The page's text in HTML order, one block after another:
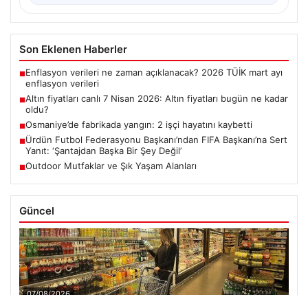
Son Eklenen Haberler
■Enflasyon verileri ne zaman açıklanacak? 2026 TÜİK mart ayı
enflasyon verileri
■Altın fiyatları canlı 7 Nisan 2026: Altın fiyatları bugün ne kadar
oldu?
■Osmaniye’de fabrikada yangın: 2 işçi hayatını kaybetti
■Ürdün Futbol Federasyonu Başkanı’ndan FIFA Başkanı’na Sert
Yanıt: ‘Şantajdan Başka Bir Şey Değil’
■Outdoor Mutfaklar ve Şık Yaşam Alanları
Güncel